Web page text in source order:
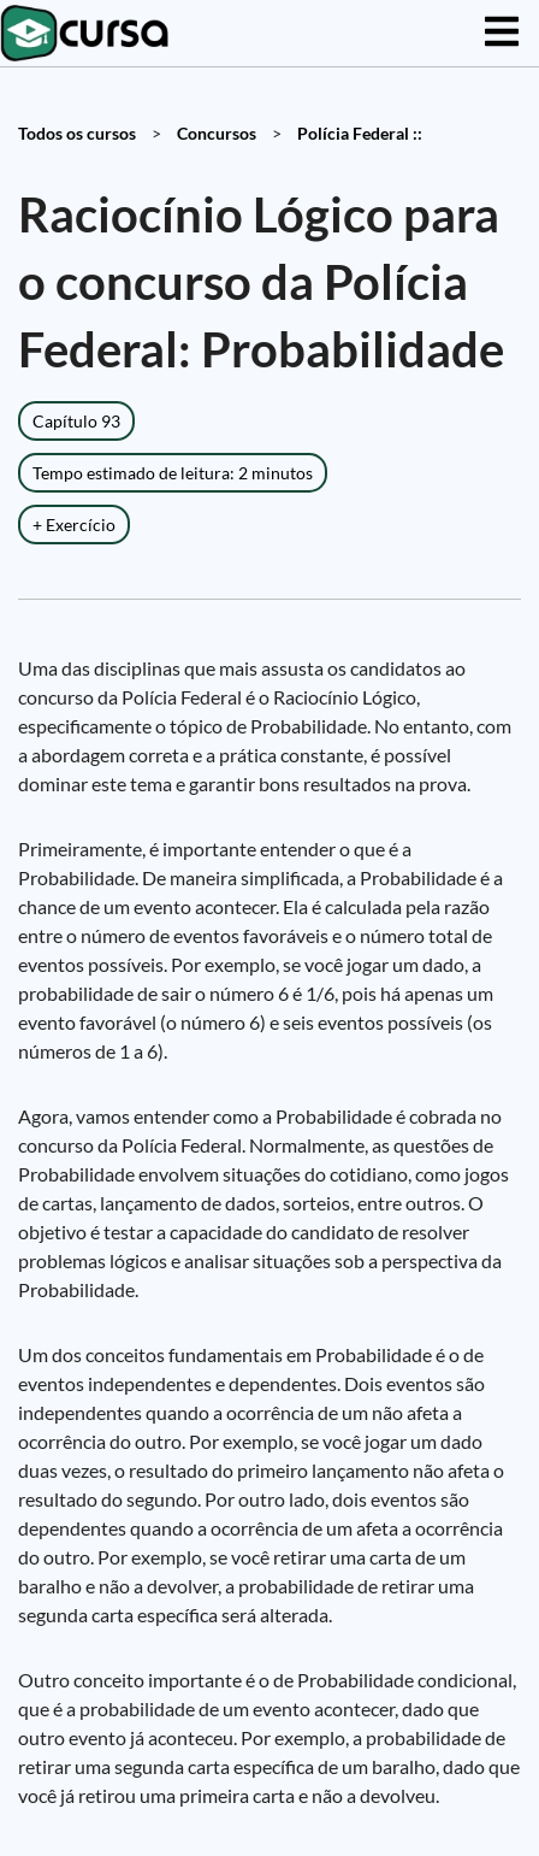
Todos os cursos > Concursos > Polícia Federal ::
Raciocínio Lógico para
o concurso da Polícia
Federal: Probabilidade
Capítulo 93
Tempo estimado de leitura: 2 minutos
+ Exercício
Uma das disciplinas que mais assusta os candidatos ao
concurso da Polícia Federal é o Raciocínio Lógico,
especificamente o tópico de Probabilidade. No entanto, com
a abordagem correta e a prática constante, é possível
dominar este tema e garantir bons resultados na prova.
Primeiramente, é importante entender o que é a
Probabilidade. De maneira simplificada, a Probabilidade é a
chance de um evento acontecer. Ela é calculada pela razão
entre o número de eventos favoráveis e o número total de
eventos possíveis. Por exemplo, se você jogar um dado, a
probabilidade de sair o número 6 é 1/6, pois há apenas um
evento favorável (o número 6) e seis eventos possíveis (os
números de 1 a 6).
Agora, vamos entender como a Probabilidade é cobrada no
concurso da Polícia Federal. Normalmente, as questões de
Probabilidade envolvem situações do cotidiano, como jogos
de cartas, lançamento de dados, sorteios, entre outros. O
objetivo é testar a capacidade do candidato de resolver
problemas lógicos e analisar situações sob a perspectiva da
Probabilidade.
Um dos conceitos fundamentais em Probabilidade é o de
eventos independentes e dependentes. Dois eventos são
independentes quando a ocorrência de um não afeta a
ocorrência do outro. Por exemplo, se você jogar um dado
duas vezes, o resultado do primeiro lançamento não afeta o
resultado do segundo. Por outro lado, dois eventos são
dependentes quando a ocorrência de um afeta a ocorrência
do outro. Por exemplo, se você retirar uma carta de um
baralho e não a devolver, a probabilidade de retirar uma
segunda carta específica será alterada.
Outro conceito importante é o de Probabilidade condicional,
que é a probabilidade de um evento acontecer, dado que
outro evento já aconteceu. Por exemplo, a probabilidade de
retirar uma segunda carta específica de um baralho, dado que
você já retirou uma primeira carta e não a devolveu.